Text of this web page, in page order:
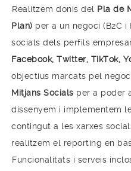
Realitzem donis del Pla de
Plan) per a un negoci (B2C
socials dels perfils
Facebook, Twitter, TikTok,
objectius marcats pel
Mitjans Socials per a poder
dissenyem i implementem
contingut a les xarxes
realitzem el reporting en
Funcionalitats i serveis